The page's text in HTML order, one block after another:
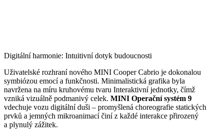
Digitální harmonie: Intuitivní dotyk budoucnosti
Uživatelské rozhraní nového MINI Cooper Cabrio je dokonalou
symbiózou emocí a funkčnosti. Minimalistická grafika byla
navržena na míru kruhovému tvaru Interaktivní jednotky, čímž
vzniká vizuálně podmanivý celek. MINI Operační systém 9
vdechuje vozu digitální duši – promyšlená choreografie statických
prvků a jemných mikroanimací činí z každé interakce přirozený
a plynulý zážitek.